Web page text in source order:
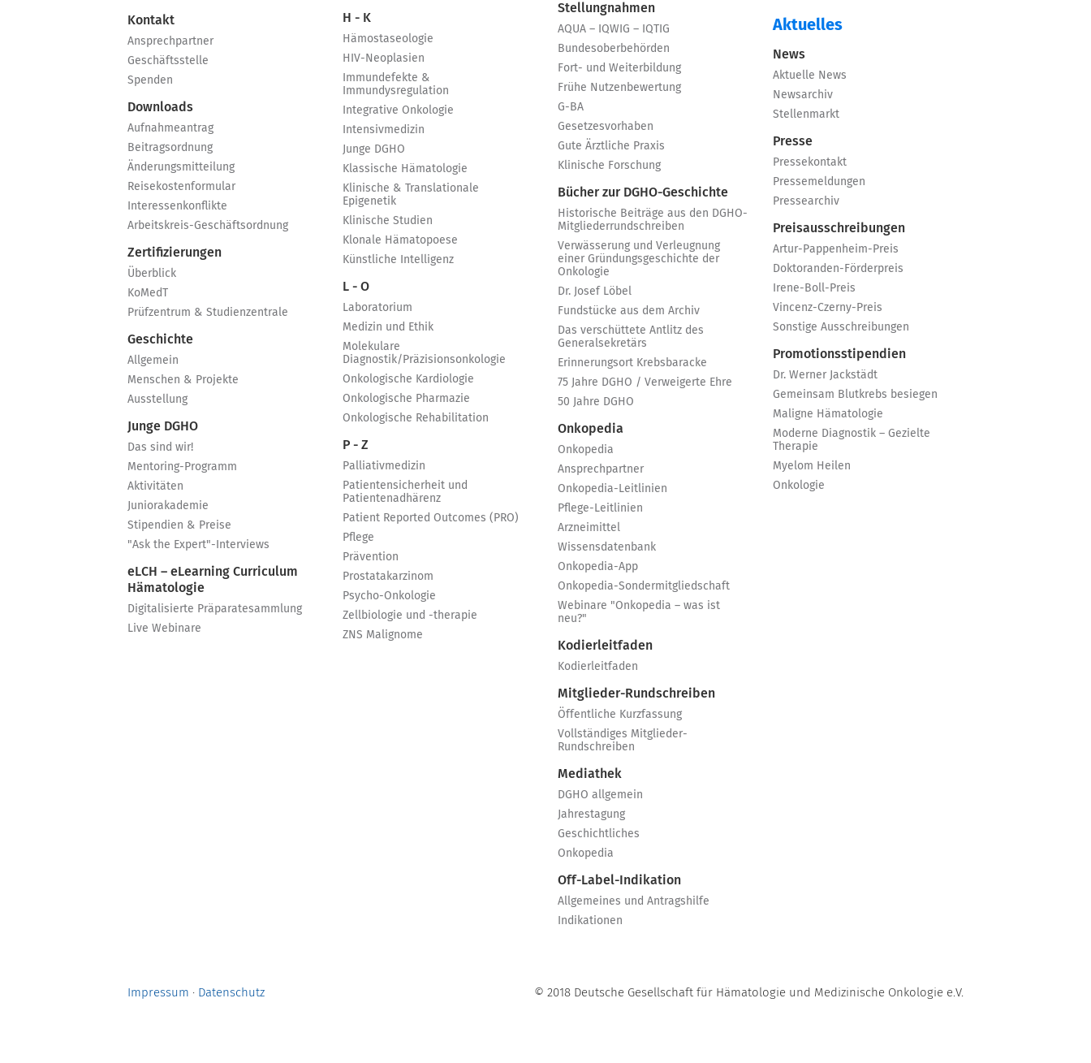
Kontakt
Ansprechpartner
Geschäftsstelle
Spenden
Downloads
Aufnahmeantrag
Beitragsordnung
Änderungsmitteilung
Reisekostenformular
Interessenkonflikte
Arbeitskreis-Geschäftsordnung
Zertifizierungen
Überblick
KoMedT
Prüfzentrum & Studienzentrale
Geschichte
Allgemein
Menschen & Projekte
Ausstellung
Junge DGHO
Das sind wir!
Mentoring-Programm
Aktivitäten
Juniorakademie
Stipendien & Preise
"Ask the Expert"-Interviews
eLCH – eLearning Curriculum
Hämatologie
Digitalisierte Präparatesammlung
Live Webinare
H - K
Hämostaseologie
HIV-Neoplasien
Immundefekte &
Immundysregulation
Integrative Onkologie
Intensivmedizin
Junge DGHO
Klassische Hämatologie
Klinische & Translationale
Epigenetik
Klinische Studien
Klonale Hämatopoese
Künstliche Intelligenz
L - O
Laboratorium
Medizin und Ethik
Molekulare
Diagnostik/Präzisionsonkologie
Onkologische Kardiologie
Onkologische Pharmazie
Onkologische Rehabilitation
P - Z
Palliativmedizin
Patientensicherheit und
Patientenadhärenz
Patient Reported Outcomes (PRO)
Pflege
Prävention
Prostatakarzinom
Psycho-Onkologie
Zellbiologie und -therapie
ZNS Malignome
Stellungnahmen
AQUA – IQWIG – IQTIG
Bundesoberbehörden
Fort- und Weiterbildung
Frühe Nutzenbewertung
G-BA
Gesetzesvorhaben
Gute Ärztliche Praxis
Klinische Forschung
Bücher zur DGHO-Geschichte
Historische Beiträge aus den DGHO-
Mitgliederrundschreiben
Verwässerung und Verleugnung
einer Gründungsgeschichte der
Onkologie
Dr. Josef Löbel
Fundstücke aus dem Archiv
Das verschüttete Antlitz des
Generalsekretärs
Erinnerungsort Krebsbaracke
75 Jahre DGHO / Verweigerte Ehre
50 Jahre DGHO
Onkopedia
Onkopedia
Ansprechpartner
Onkopedia-Leitlinien
Pflege-Leitlinien
Arzneimittel
Wissensdatenbank
Onkopedia-App
Onkopedia-Sondermitgliedschaft
Webinare "Onkopedia – was ist
neu?"
Kodierleitfaden
Kodierleitfaden
Mitglieder-Rundschreiben
Öffentliche Kurzfassung
Vollständiges Mitglieder-
Rundschreiben
Mediathek
DGHO allgemein
Jahrestagung
Geschichtliches
Onkopedia
Off-Label-Indikation
Allgemeines und Antragshilfe
Indikationen
Aktuelles
News
Aktuelle News
Newsarchiv
Stellenmarkt
Presse
Pressekontakt
Pressemeldungen
Pressearchiv
Preisausschreibungen
Artur-Pappenheim-Preis
Doktoranden-Förderpreis
Irene-Boll-Preis
Vincenz-Czerny-Preis
Sonstige Ausschreibungen
Promotionsstipendien
Dr. Werner Jackstädt
Gemeinsam Blutkrebs besiegen
Maligne Hämatologie
Moderne Diagnostik – Gezielte
Therapie
Myelom Heilen
Onkologie
Impressum · Datenschutz © 2018 Deutsche Gesellschaft für Hämatologie und Medizinische Onkologie e.V.